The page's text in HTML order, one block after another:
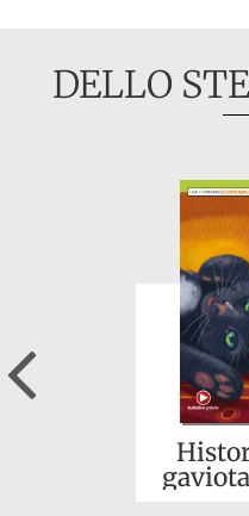
DELLO